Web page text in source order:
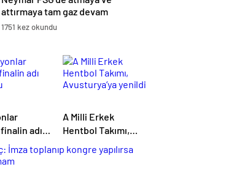
attırmaya tam gaz devam
ediyor!
1751 kez okundu
adı
A Milli Erkek
Hentbol Takımı,
Avusturya’ya yenildi